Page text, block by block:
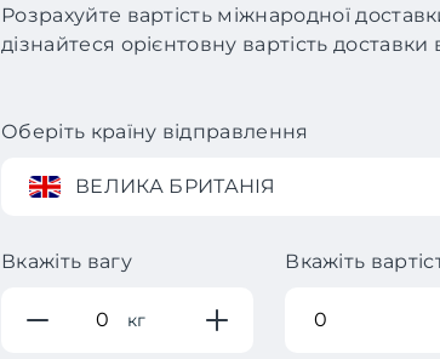
Розрахуйте вартість міжнародної
дізнайтеся орієнтовну вартість доставки
Оберіть країну відправлення
ВЕЛИКА БРИТАНІЯ
Вкажіть вагу
кг
Вкажіть